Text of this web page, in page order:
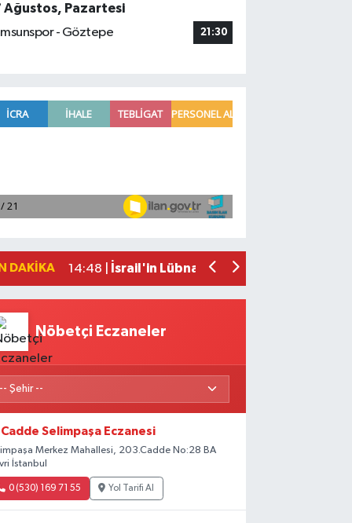
Ağustos, Pazartesi
- Göztepe
21:30
DAKIKA
Japonya'nın güneyine ilerleyen
14:48 |
İsrail'in Lübnan ordusuna ait iş
Nöbetçi Eczaneler
Cadde Selimpaşa Eczanesi
Merkez Mahallesi, 203.Cadde No:28 BA
İstanbul
0 (530) 169 71 55 Yol Tarifi Al